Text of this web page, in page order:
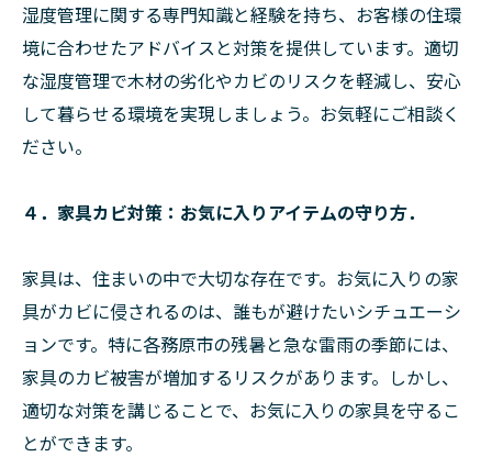
湿度管理に関する専門知識と経験を持ち、お客様の住環
境に合わせたアドバイスと対策を提供しています。適切
な湿度管理で木材の劣化やカビのリスクを軽減し、安心
して暮らせる環境を実現しましょう。お気軽にご相談く
ださい。
４．家具カビ対策：お気に入りアイテムの守り方．
家具は、住まいの中で大切な存在です。お気に入りの家
具がカビに侵されるのは、誰もが避けたいシチュエーシ
ョンです。特に各務原市の残暑と急な雷雨の季節には、
家具のカビ被害が増加するリスクがあります。しかし、
適切な対策を講じることで、お気に入りの家具を守るこ
とができます。